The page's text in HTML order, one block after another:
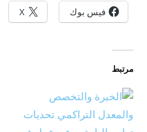
فيس بوك X
مرتبط